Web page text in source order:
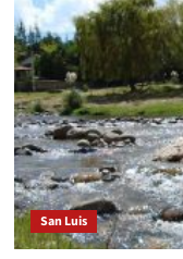
San Luis